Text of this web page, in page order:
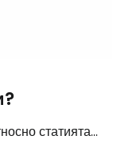
статията...